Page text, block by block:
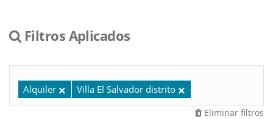
Filtros Aplicados
Alquiler Villa El Salvador distrito
Eliminar filtros